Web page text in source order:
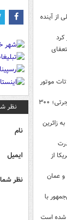
از آینده
کرد
موتور
کلاهبرداری ۴ همتی یک شرکت مهاجرتی؛ ۳۰۰
زائرین
از
و عمان
با
شده است
نظر
نام
ایمیل
نظر